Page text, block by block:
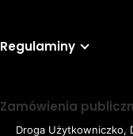
Regulaminy
Zamówienia
Droga